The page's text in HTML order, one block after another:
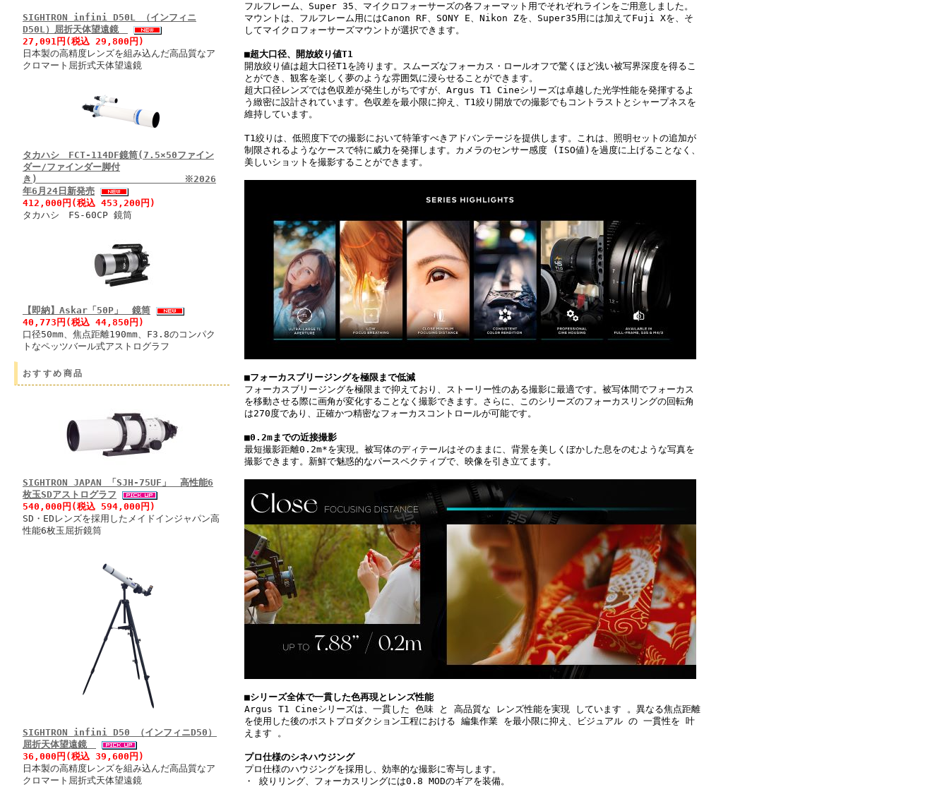
SIGHTRON infini D50L （インフィニ
D50L）屈折天体望遠鏡
27,091円(税込 29,800円)
日本製の高精度レンズを組み込んだ高品質なア
クロマート屈折式天体望遠鏡
タカハシ FCT-114DF鏡筒(7.5×50ファイン
ダー/ファインダー脚付
き) ※2026
年6月24日新発売
412,000円(税込 453,200円)
タカハシ FS-60CP 鏡筒
【即納】Askar「50P」 鏡筒
40,773円(税込 44,850円)
口径50mm、焦点距離190mm、F3.8のコンパク
トなペッツバール式アストログラフ
おすすめ商品
SIGHTRON JAPAN 「SJH-75UF」 高性能6
枚玉SDアストログラフ
540,000円(税込 594,000円)
SD・EDレンズを採用したメイドインジャパン高
性能6枚玉屈折鏡筒
SIGHTRON infini D50 （インフィニD50）
屈折天体望遠鏡
36,000円(税込 39,600円)
日本製の高精度レンズを組み込んだ高品質なア
クロマート屈折式天体望遠鏡
フルフレーム、Super 35、マイクロフォーサーズの各フォーマット用でそれぞれラインをご用意しました。
マウントは、フルフレーム用にはCanon RF、SONY E、Nikon Zを、Super35用には加えてFuji Xを、そ
してマイクロフォーサーズマウントが選択できます。
■超大口径、開放絞り値T1
開放絞り値は超大口径T1を誇ります。スムーズなフォーカス・ロールオフで驚くほど浅い被写界深度を得るこ
とができ、観客を楽しく夢のような雰囲気に浸らせることができます。
超大口径レンズでは色収差が発生しがちですが、Argus T1 Cineシリーズは卓越した光学性能を発揮するよ
う緻密に設計されています。色収差を最小限に抑え、T1絞り開放での撮影でもコントラストとシャープネスを
維持しています。
T1絞りは、低照度下での撮影において特筆すべきアドバンテージを提供します。これは、照明セットの追加が
制限されるようなケースで特に威力を発揮します。カメラのセンサー感度 (ISO値)を過度に上げることなく、
美しいショットを撮影することができます。
■フォーカスブリージングを極限まで低減
フォーカスブリージングを極限まで抑えており、ストーリー性のある撮影に最適です。被写体間でフォーカス
を移動させる際に画角が変化することなく撮影できます。さらに、このシリーズのフォーカスリングの回転角
は270度であり、正確かつ精密なフォーカスコントロールが可能です。
■0.2mまでの近接撮影
最短撮影距離0.2m*を実現。被写体のディテールはそのままに、背景を美しくぼかした息をのむような写真を
撮影できます。新鮮で魅惑的なパースペクティブで、映像を引き立てます。
■シリーズ全体で一貫した色再現とレンズ性能
Argus T1 Cineシリーズは、一貫した 色味 と 高品質な レンズ性能を実現 しています 。異なる焦点距離
を使用した後のポストプロダクション工程における 編集作業 を最小限に抑え、ビジュアル の 一貫性を 叶
えます 。
プロ仕様のシネハウジング
プロ仕様のハウジングを採用し、効率的な撮影に寄与します。
・ 絞りリング、フォーカスリングには0.8 MODのギアを装備。